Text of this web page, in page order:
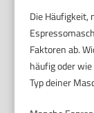
Die Häufigkeit,
Faktoren ab.
häufig oder
Typ deiner